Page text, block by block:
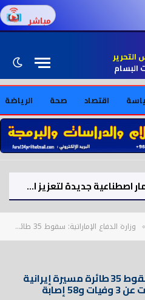
مباشر
التحرير
البسام
اقتصاد صحة الرياضة
«سبيس إكس» : تطلق 3 أقمار اصطناعية جديدة لتعزيز الاتصالات الفضائية
وزارة الدفاع الإماراتية: سقوط 35 طائرة مسيرة إيرانية داخل الأراضي وأسفرت عن 3 وفيات و58 إصابة
وزارة الدفاع الإماراتية: سقوط 35 طائرة مسيرة إيرانية
إصابة